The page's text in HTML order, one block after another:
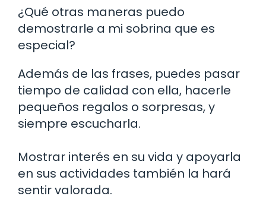
¿Qué otras maneras puedo
demostrarle a mi sobrina que es
especial?
Además de las frases, puedes pasar
tiempo de calidad con ella, hacerle
pequeños regalos o sorpresas, y
siempre escucharla.
Mostrar interés en su vida y apoyarla
en sus actividades también la hará
sentir valorada.